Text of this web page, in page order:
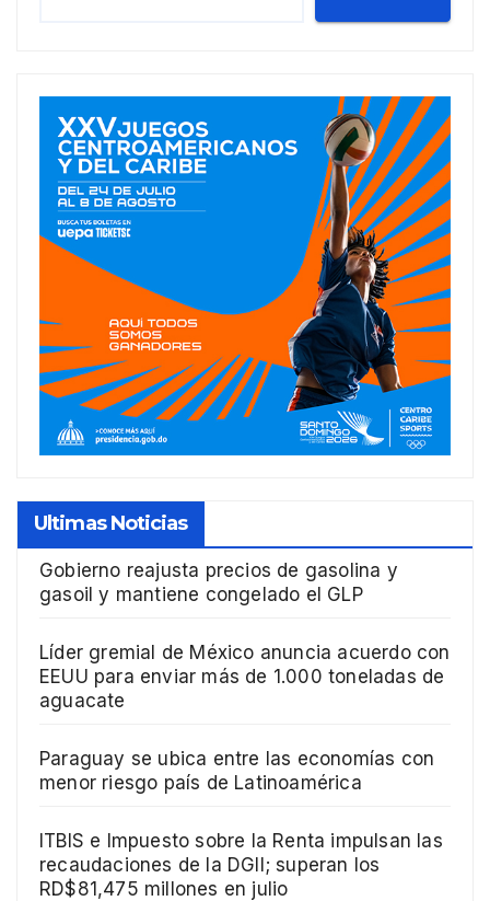
Ultimas Noticias
Gobierno reajusta precios de gasolina y
gasoil y mantiene congelado el GLP
Líder gremial de México anuncia acuerdo con
EEUU para enviar más de 1.000 toneladas de
aguacate
Paraguay se ubica entre las economías con
menor riesgo país de Latinoamérica
ITBIS e Impuesto sobre la Renta impulsan las
recaudaciones de la DGII; superan los
RD$81,475 millones en julio